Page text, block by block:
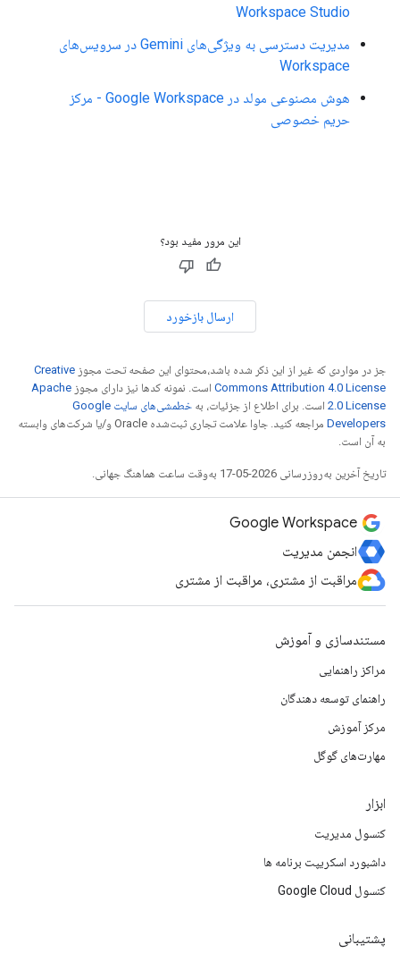
Workspace Studio
مدیریت دسترسی به ویژگی‌های Gemini در سرویس‌های
Workspace
هوش مصنوعی مولد در Google Workspace - مرکز
حریم خصوصی
این مرور مفید بود؟
ارسال بازخورد
جز در مواردی که غیر از این ذکر شده باشد،‌محتوای این صفحه تحت مجوز Creative
Commons Attribution 4.0 License است. نمونه کدها نیز دارای مجوز Apache
2.0 License است. برای اطلاع از جزئیات، به
خطمشی‌های سایت Google
Developers‏
مراجعه کنید. جاوا علامت تجاری ثبت‌شده Oracle و/یا شرکت‌های وابسته
به آن است.
تاریخ آخرین به‌روزرسانی 2026-05-17 به‌وقت ساعت هماهنگ جهانی.
Google Workspace
انجمن مدیریت
مراقبت از مشتری، مراقبت از مشتری
مستندسازی و آموزش
مراکز راهنمایی
راهنمای توسعه دهندگان
مرکز آموزش
مهارت‌های گوگل
ابزار
کنسول مدیریت
داشبورد اسکریپت برنامه ها
کنسول Google Cloud
پشتیبانی